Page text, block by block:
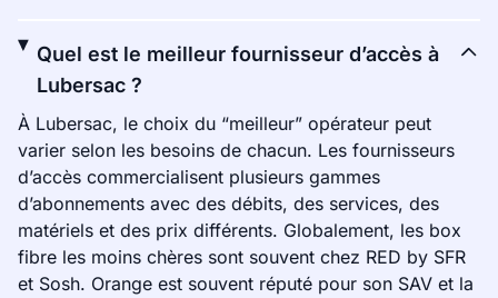
Quel est le meilleur fournisseur d’accès à
Lubersac ?
À Lubersac, le choix du “meilleur” opérateur peut
varier selon les besoins de chacun. Les fournisseurs
d’accès commercialisent plusieurs gammes
d’abonnements avec des débits, des services, des
matériels et des prix différents. Globalement, les box
fibre les moins chères sont souvent chez RED by SFR
et Sosh. Orange est souvent réputé pour son SAV et la